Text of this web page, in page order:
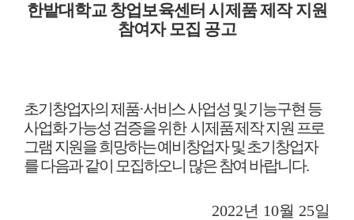
한밭대학교 창업보육센터 시제품 제작 지원
참여자 모집 공고
초기창업자의 제품·서비스 사업성 및 기능구현 등
사업화 가능성 검증을 위한 시제품 제작 지원 프로
그램 지원을 희망하는 예비창업자 및 초기창업자
를 다음과 같이 모집하오니 많은 참여 바랍니다.
2022년 10월 25일